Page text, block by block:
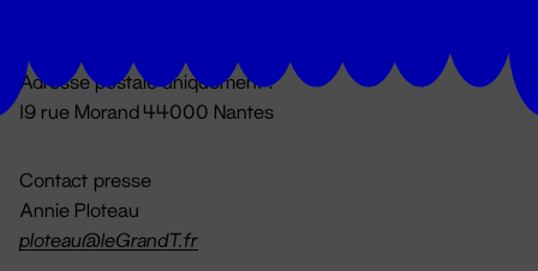
Adresse postale uniquement :
19 rue Morand 44000 Nantes
Contact presse
Annie Ploteau
ploteau@leGrandT.fr